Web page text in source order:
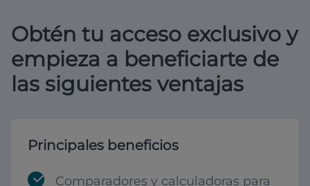
Obtén tu acceso exclusivo y
empieza a beneficiarte de
las siguientes ventajas
Principales beneficios
Comparadores y calculadoras para